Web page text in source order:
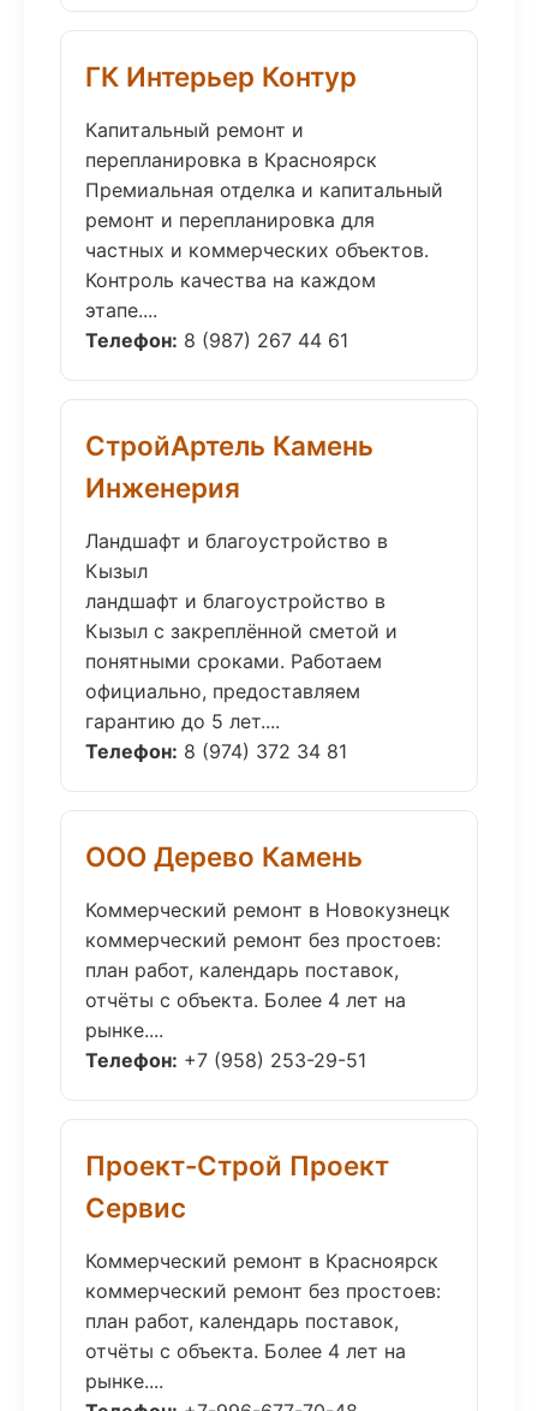
ГК Интерьер Контур
Капитальный ремонт и
перепланировка в Красноярск
Премиальная отделка и капитальный
ремонт и перепланировка для
частных и коммерческих объектов.
Контроль качества на каждом
этапе....
Телефон: 8 (987) 267 44 61
СтройАртель Камень
Инженерия
Ландшафт и благоустройство в
Кызыл
ландшафт и благоустройство в
Кызыл с закреплённой сметой и
понятными сроками. Работаем
официально, предоставляем
гарантию до 5 лет....
Телефон: 8 (974) 372 34 81
ООО Дерево Камень
Коммерческий ремонт в Новокузнецк
коммерческий ремонт без простоев:
план работ, календарь поставок,
отчёты с объекта. Более 4 лет на
рынке....
Телефон: +7 (958) 253-29-51
Проект-Строй Проект
Сервис
Коммерческий ремонт в Красноярск
коммерческий ремонт без простоев:
план работ, календарь поставок,
отчёты с объекта. Более 4 лет на
рынке....